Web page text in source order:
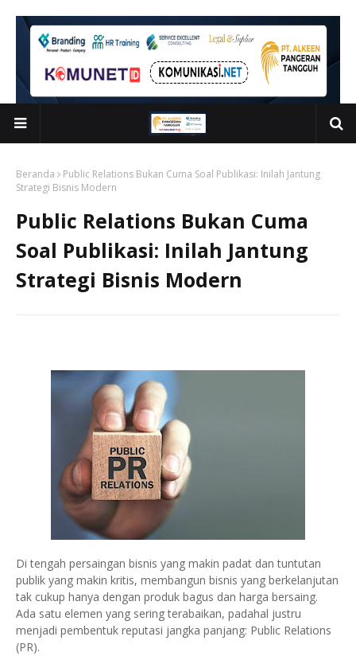
Beranda
Public Relations Bukan Cuma Soal Publikasi: Inilah Jantung
Strategi Bisnis Modern
Public Relations Bukan Cuma
Soal Publikasi: Inilah Jantung
Strategi Bisnis Modern
Di tengah persaingan bisnis yang makin padat dan tuntutan
publik yang makin kritis, membangun bisnis yang berkelanjutan
tak cukup hanya dengan produk bagus dan harga bersaing.
Ada satu elemen yang sering terabaikan, padahal justru
menjadi pembentuk reputasi jangka panjang: Public Relations
(PR).